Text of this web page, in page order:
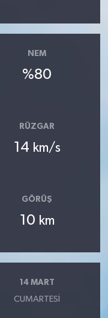
NEM
%80
RÜZGAR
14 km/s
GÖRÜŞ
10 km
14 MART
CUMARTESI